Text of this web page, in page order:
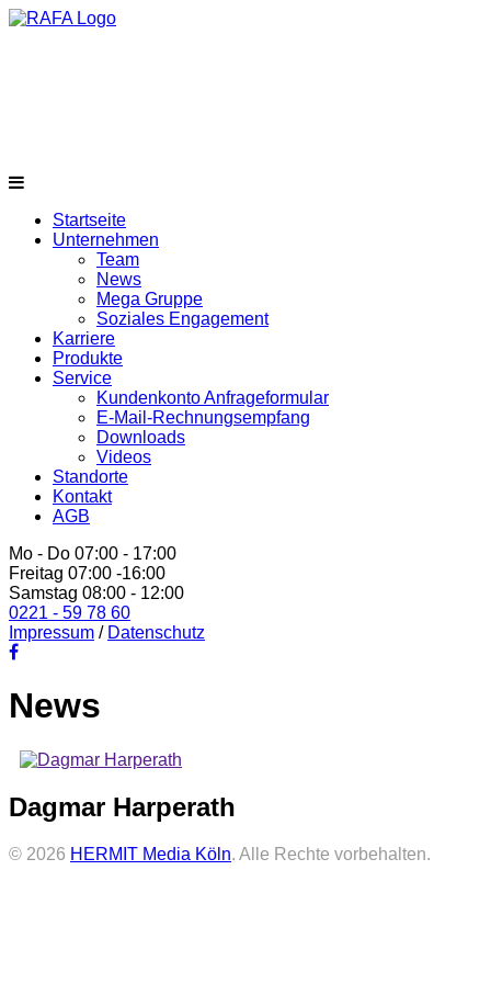
Startseite
Unternehmen
Team
News
Mega Gruppe
Soziales Engagement
Karriere
Produkte
Service
Kundenkonto Anfrageformular
E-Mail-Rechnungsempfang
Downloads
Videos
Standorte
Kontakt
AGB
Mo - Do 07:00 - 17:00
Freitag 07:00 -16:00
Samstag 08:00 - 12:00
0221 - 59 78 60
Impressum / Datenschutz
News
Dagmar Harperath
© 2026 HERMIT Media Köln. Alle Rechte vorbehalten.